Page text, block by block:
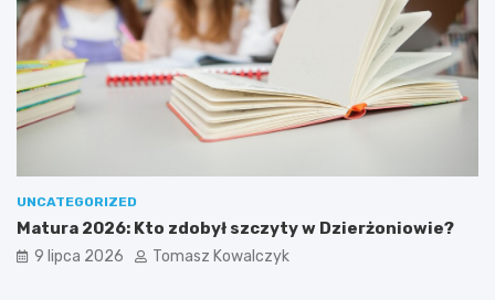
UNCATEGORIZED
Matura 2026: Kto zdobył szczyty w Dzierżoniowie?
9 lipca 2026 Tomasz Kowalczyk